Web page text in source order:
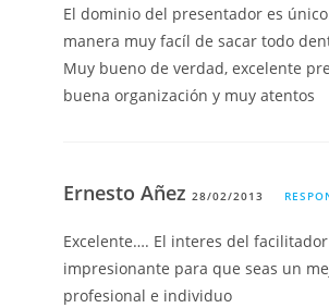
El dominio del presentador es
manera muy facíl de sacar todo
Muy bueno de verdad, excelente
buena organización y muy atentos
Ernesto Añez28/02/2013
Excelente…. El interes del
impresionante para que seas un
profesional e individuo